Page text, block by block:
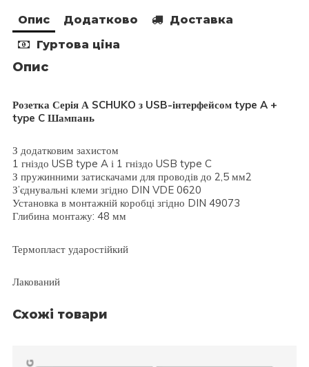
Опис Додатково
Доставка
Гуртова ціна
Опис
Розетка Серія А SCHUKO з USB-інтерфейсом type A +
type C Шампань
З додатковим захистом
1 гніздо USB type A і 1 гніздо USB type C
З пружинними затискачами для проводів до 2,5 мм2
З’єднувальні клеми згідно DIN VDE 0620
Установка в монтажній коробці згідно DIN 49073
Глибина монтажу: 48 мм
Термопласт ударостійкий
Лакований
Схожі товари